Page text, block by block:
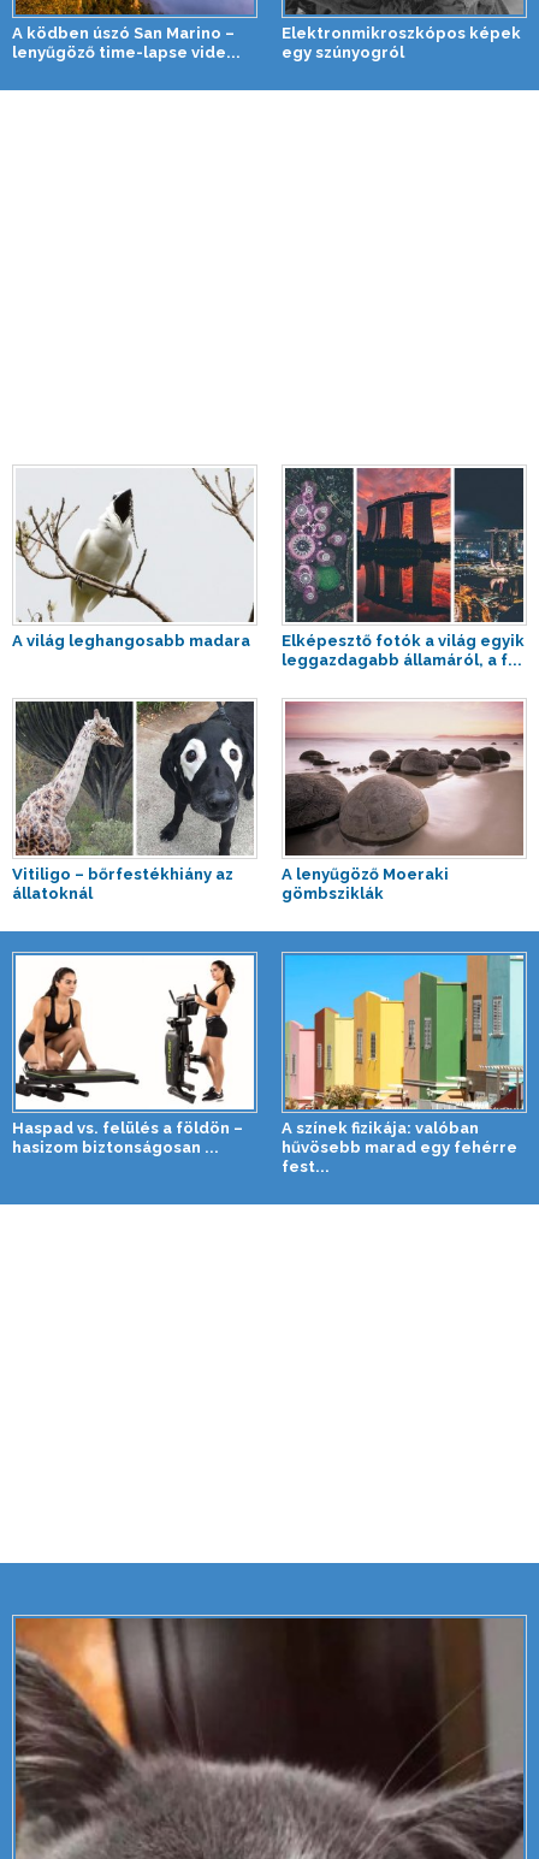
A ködben úszó San Marino –
lenyűgöző time-lapse vide...
Elektronmikroszkópos képek
egy szúnyogról
A világ leghangosabb madara
Elképesztő fotók a világ egyik
leggazdagabb államáról, a f...
Vitiligo – bőrfestékhiány az
állatoknál
A lenyűgöző Moeraki
gömbsziklák
Haspad vs. felülés a földön –
hasizom biztonságosan ...
A színek fizikája: valóban
hűvösebb marad egy fehérre
fest...